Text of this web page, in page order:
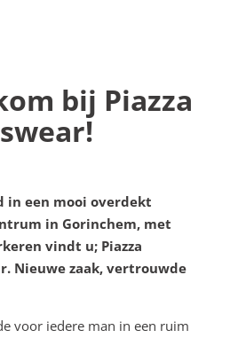
bij Piazza
in een mooi overdekt
in Gorinchem, met
vindt u; Piazza
Nieuwe zaak, vertrouwde
voor iedere man in een ruim